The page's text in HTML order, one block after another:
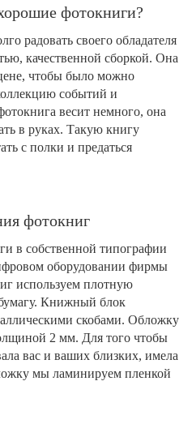
фотокниги?
радовать своего обладателя
качественной сборкой. Она
чтобы было можно
событий и
весит немного, она
в руках. Такую книгу
с полки и предаться
фотокниг
в собственной типографии
оборудовании фирмы
используем плотную
Книжный блок
скобами. Обложку
2 мм. Для того чтобы
вас и ваших близких, имела
мы ламинируем пленкой